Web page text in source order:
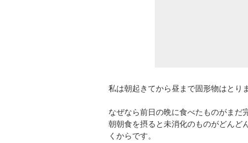
私は朝起きてから昼まで固形物はとり
なぜなら前日の晩に食べたものがまだ
朝朝食を摂ると未消化のものがどんど
くからです。